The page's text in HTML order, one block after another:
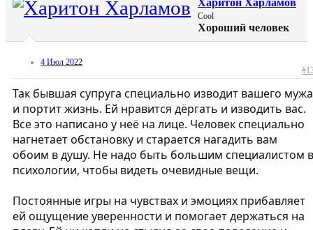
Cool
Хороший человек
4 Июл 2022
Так бывшая супруга специально изводит вашего мужа
и портит жизнь. Ей нравится дёргать и изводить вас.
Все это написано у неё на лице. Человек специально
нагнетает обстановку и старается нагадить вам
обоим в душу. Не надо быть большим специалистом в
психологии, чтобы видеть очевидные вещи.
Постоянные игры на чувствах и эмоциях прибавляет
ей ощущение уверенности и помогает держаться на